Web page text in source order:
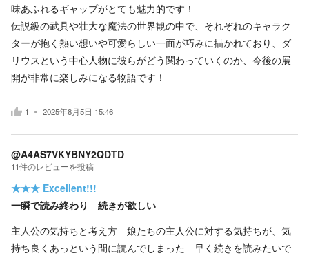
味あふれるギャップがとても魅力的です！
伝説級の武具や壮大な魔法の世界観の中で、それぞれのキャラク
ターが抱く熱い想いや可愛らしい一面が巧みに描かれており、ダ
リウスという中心人物に彼らがどう関わっていくのか、今後の展
開が非常に楽しみになる物語です！
1 2025年8月5日 15:46
@A4AS7VKYBNY2QDTD
11件のレビューを投稿
★★★ Excellent!!!
一瞬で読み終わり 続きが欲しい
主人公の気持ちと考え方 娘たちの主人公に対する気持ちが、気
持ち良くあっという間に読んでしまった 早く続きを読みたいで